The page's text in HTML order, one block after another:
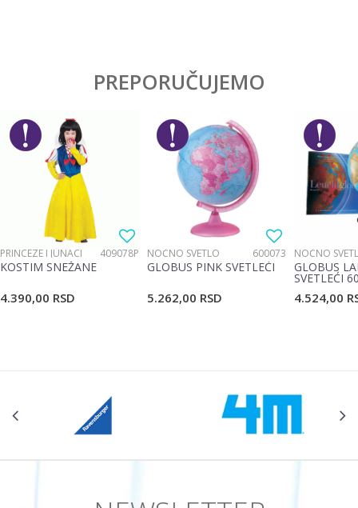
Dečaci
Brend
Pino toys
Email
PREPORUČUJEMO
PRINCEZE I JUNACI 409078P
KOSTIM SNEŽANE
4.390,00 RSD
NOĆNO SVETLO 600073
GLOBUS PINK SVETLEĆI
5.262,00 RSD
NOĆNO
GLOBUS
SVETLEĆI
4.524,00